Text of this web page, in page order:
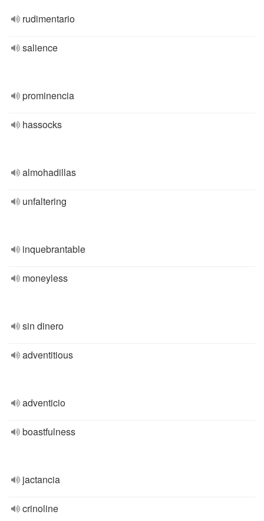
rudimentario
salience
prominencia
hassocks
almohadillas
unfaltering
inquebrantable
moneyless
sin dinero
adventitious
adventicio
boastfulness
jactancia
crinoline